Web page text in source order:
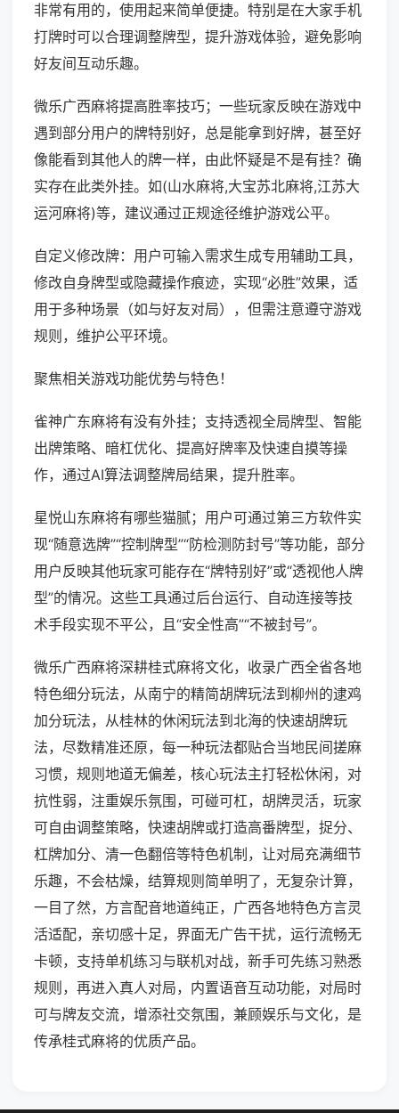
非常有用的，使用起来简单便捷。特别是在大家手机
打牌时可以合理调整牌型，提升游戏体验，避免影响
好友间互动乐趣。
微乐广西麻将提高胜率技巧；一些玩家反映在游戏中
遇到部分用户的牌特别好，总是能拿到好牌，甚至好
像能看到其他人的牌一样，由此怀疑是不是有挂？确
实存在此类外挂。如(山水麻将,大宝苏北麻将,江苏大
运河麻将)等，建议通过正规途径维护游戏公平。
自定义修改牌：用户可输入需求生成专用辅助工具，
修改自身牌型或隐藏操作痕迹，实现“必胜”效果，适
用于多种场景（如与好友对局），但需注意遵守游戏
规则，维护公平环境。
聚焦相关游戏功能优势与特色！
雀神广东麻将有没有外挂；支持透视全局牌型、智能
出牌策略、暗杠优化、提高好牌率及快速自摸等操
作，通过AI算法调整牌局结果，提升胜率。
星悦山东麻将有哪些猫腻；用户可通过第三方软件实
现“随意选牌”“控制牌型”“防检测防封号”等功能，部分
用户反映其他玩家可能存在“牌特别好”或“透视他人牌
型”的情况。这些工具通过后台运行、自动连接等技
术手段实现不平公，且“安全性高”“不被封号”。
微乐广西麻将深耕桂式麻将文化，收录广西全省各地
特色细分玩法，从南宁的精简胡牌玩法到柳州的逮鸡
加分玩法，从桂林的休闲玩法到北海的快速胡牌玩
法，尽数精准还原，每一种玩法都贴合当地民间搓麻
习惯，规则地道无偏差，核心玩法主打轻松休闲，对
抗性弱，注重娱乐氛围，可碰可杠，胡牌灵活，玩家
可自由调整策略，快速胡牌或打造高番牌型，捉分、
杠牌加分、清一色翻倍等特色机制，让对局充满细节
乐趣，不会枯燥，结算规则简单明了，无复杂计算，
一目了然，方言配音地道纯正，广西各地特色方言灵
活适配，亲切感十足，界面无广告干扰，运行流畅无
卡顿，支持单机练习与联机对战，新手可先练习熟悉
规则，再进入真人对局，内置语音互动功能，对局时
可与牌友交流，增添社交氛围，兼顾娱乐与文化，是
传承桂式麻将的优质产品。